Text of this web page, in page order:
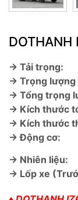
DOTHANH
→ Tải trọng:
→ Trọng lượng
→ Tổng trọng
→ Kích thước
→ Kích thước
→ Động cơ:
→ Nhiên liệu:
→ Lốp xe